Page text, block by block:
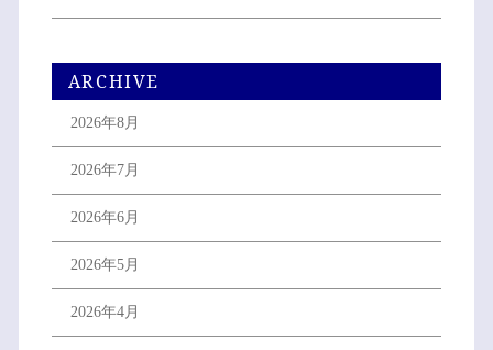
ARCHIVE
2026年8月
2026年7月
2026年6月
2026年5月
2026年4月